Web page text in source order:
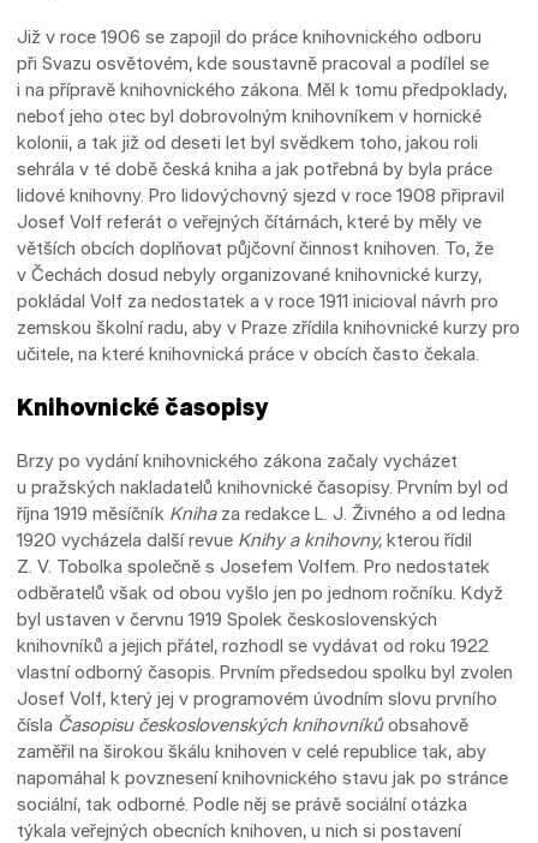
Již v roce 1906 se zapojil do práce knihovnického odboru
při Svazu osvětovém, kde soustavně pracoval a podílel se
i na přípravě knihovnického zákona. Měl k tomu předpoklady,
neboť jeho otec byl dobrovolným knihovníkem v hornické
kolonii, a tak již od deseti let byl svědkem toho, jakou roli
sehrála v té době česká kniha a jak potřebná by byla práce
lidové knihovny. Pro lidovýchovný sjezd v roce 1908 připravil
Josef Volf referát o veřejných čítárnách, které by měly ve
větších obcích doplňovat půjčovní činnost knihoven. To, že
v Čechách dosud nebyly organizované knihovnické kurzy,
pokládal Volf za nedostatek a v roce 1911 inicioval návrh pro
zemskou školní radu, aby v Praze zřídila knihovnické kurzy pro
učitele, na které knihovnická práce v obcích často čekala.
Knihovnické časopisy
Brzy po vydání knihovnického zákona začaly vycházet
u pražských nakladatelů knihovnické časopisy. Prvním byl od
října 1919 měsíčník Knihaza redakce L. J. Živného a od ledna
1920 vycházela další revue Knihy a knihovny,kterou řídil
Z. V. Tobolka společně s Josefem Volfem. Pro nedostatek
odběratelů však od obou vyšlo jen po jednom ročníku. Když
byl ustaven v červnu 1919 Spolek československých
knihovníků a jejich přátel, rozhodl se vydávat od roku 1922
vlastní odborný časopis. Prvním předsedou spolku byl zvolen
Josef Volf, který jej v programovém úvodním slovu prvního
čísla Časopisu československých knihovníkůobsahově
zaměřil na širokou škálu knihoven v celé republice tak, aby
napomáhal k povznesení knihovnického stavu jak po stránce
sociální, tak odborné. Podle něj se právě sociální otázka
týkala veřejných obecních knihoven, u nich si postavení